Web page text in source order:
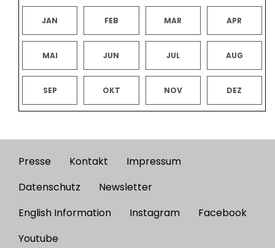
JAN FEB MAR APR
MAI JUN JUL AUG
SEP OKT NOV DEZ
Footer
menu
Presse Kontakt
Impressum
Datenschutz
Newsletter
English Information
Instagram
Facebook
Youtube